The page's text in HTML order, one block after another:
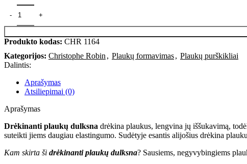
Produkto kodas: CHR 1164
Kategorijos: Christophe Robin , Plaukų formavimas, Plaukų purškikliai
Dalintis:
Aprašymas
Atsiliepimai (0)
Aprašymas
Drėkinanti plaukų dulksna drėkina plaukus, lengvina jų iššukavimą,
suteikti jiems daugiau elastingumo. Sudėtyje esantis alijošius drėkina
Kam skirta ši drėkinanti plaukų dulksna? Sausiems, negyvybingiems